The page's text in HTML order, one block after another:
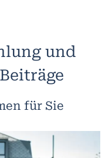
und
für Sie